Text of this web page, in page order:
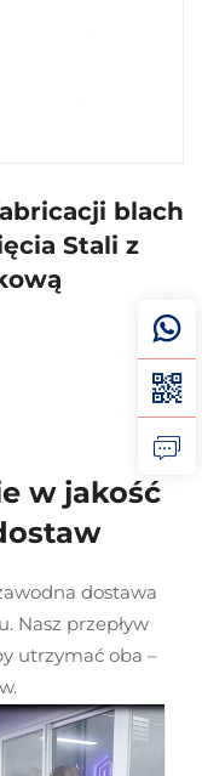
blach
Stali z
w jakość
dostawa
Nasz przepływ
utrzymać oba –